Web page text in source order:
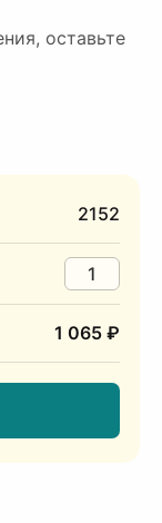
оставьте
2152
1 065 ₽